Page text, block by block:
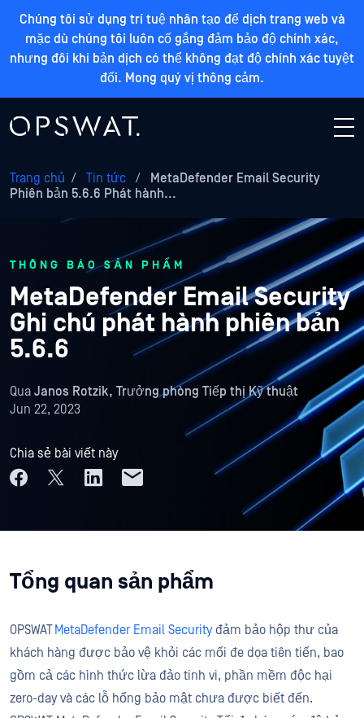
Chúng tôi sử dụng trí tuệ nhân tạo để dịch trang web và
mặc dù chúng tôi luôn cố gắng đảm bảo độ chính xác,
nhưng đôi khi bản dịch có thể không đạt độ chính xác tuyệt
đối. Mong quý vị thông cảm.
Trang chủ / Tin tức /
MetaDefender Email Security
Phiên bản 5.6.6 Phát hành...
THÔNG BÁO SẢN PHẨM
MetaDefender Email Security
Ghi chú phát hành phiên bản
5.6.6
Qua Janos Rotzik, Trưởng phòng Tiếp thị Kỹ thuật
Jun 22, 2023
Chia sẻ bài viết này
Tổng quan sản phẩm
OPSWAT MetaDefender Email Securityđảm bảo hộp thư của
khách hàng được bảo vệ khỏi các mối đe dọa tiên tiến, bao
gồm cả các hình thức lừa đảo tinh vi, phần mềm độc hại
zero-day và các lỗ hổng bảo mật chưa được biết đến.